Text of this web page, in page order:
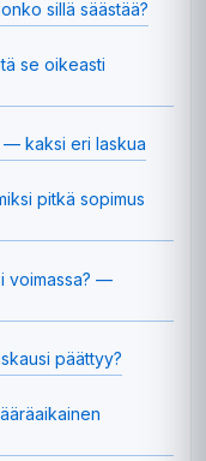
sillä säästää?
se oikeasti
— kaksi eri laskua
pitkä sopimus
voimassa? —
päättyy?